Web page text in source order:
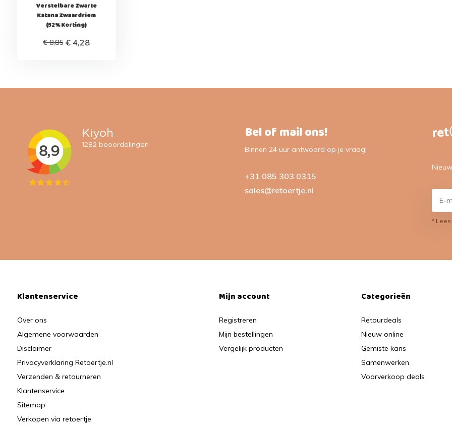
Verstelbare Zwarte
Katana Zwaardriem
(52% Korting)
€ 8,85 € 4,28
Bel of mail ons!
Binnen 24 uur antwoord op je vraag!
+31 085 303 0315
sales@retoertje.nl
*
Klantenservice
Over ons
Algemene voorwaarden
Disclaimer
Privacyverklaring Retoertje.nl
Verzenden & retourneren
Klantenservice
Sitemap
Verkopen via retoertje
Mijn account
Registreren
Mijn bestellingen
Vergelijk producten
Categorieën
Retourdeals
Nieuw online
Gemiste kans
Samenwerken
Voorverkoop deals